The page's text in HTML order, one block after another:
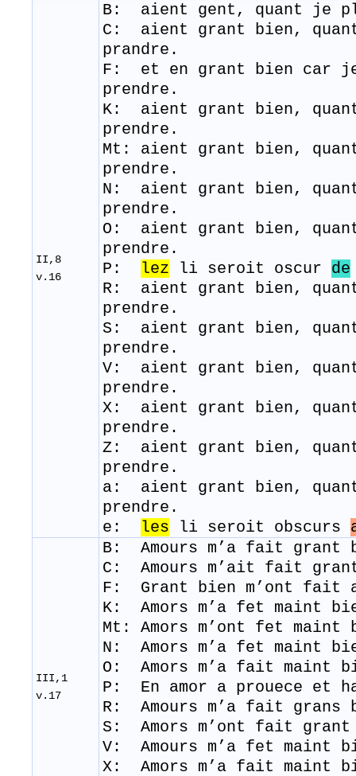
II,8
v.16
B: aient gent, quant je
C: aient grant bien,
prandre.
F: et en grant bien car
prendre.
K: aient grant bien,
prendre.
Mt: aient grant bien,
prendre.
N: aient grant bien,
prendre.
O: aient grant bien,
prendre.
P: lez li seroit oscur de
R: aient grant bien,
prendre.
S: aient grant bien,
prendre.
V: aient grant bien,
prendre.
X: aient grant bien,
prendre.
Z: aient grant bien,
prendre.
a: aient grant bien,
prendre.
e: les li seroit obscurs
III,1
v.17
B: Amours m’a fait grant
C: Amours m’ait fait
F: Grant bien m’ont fait
K: Amors m’a fet maint
Mt: Amors m’ont fet
N: Amors m’a fet maint
O: Amors m’a fait maint
P: En amor a prouece et
R: Amours m’a fait
S: Amors m’ont fait
V: Amours m’a fet maint
​X: Amors m’a fait maint